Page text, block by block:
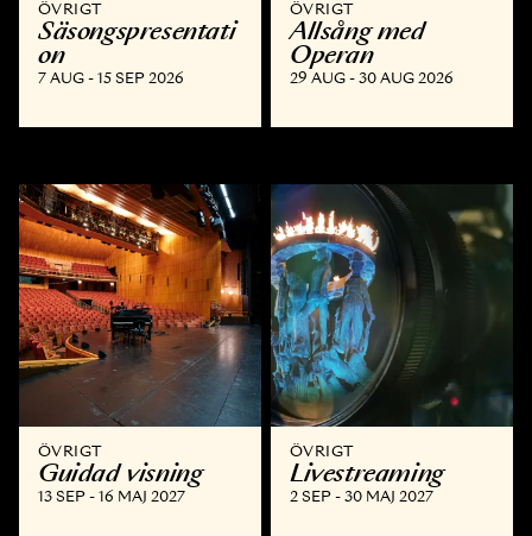
ÖVRIGT
Säsongspresentati
on
7 AUG - 15 SEP 2026
ÖVRIGT
Allsång med
Operan
29 AUG - 30 AUG 2026
ÖVRIGT
Guidad visning
13 SEP - 16 MAJ 2027
ÖVRIGT
Livestreaming
2 SEP - 30 MAJ 2027